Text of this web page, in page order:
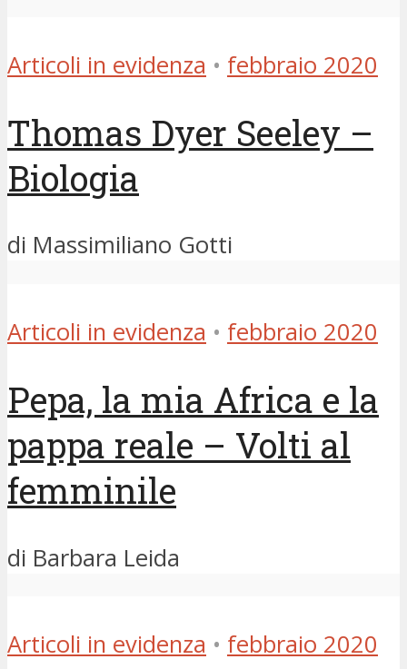
Articoli in evidenza • febbraio 2020
Thomas Dyer Seeley –
Biologia
di Massimiliano Gotti
Articoli in evidenza • febbraio 2020
Pepa, la mia Africa e la
pappa reale – Volti al
femminile
di Barbara Leida
Articoli in evidenza • febbraio 2020